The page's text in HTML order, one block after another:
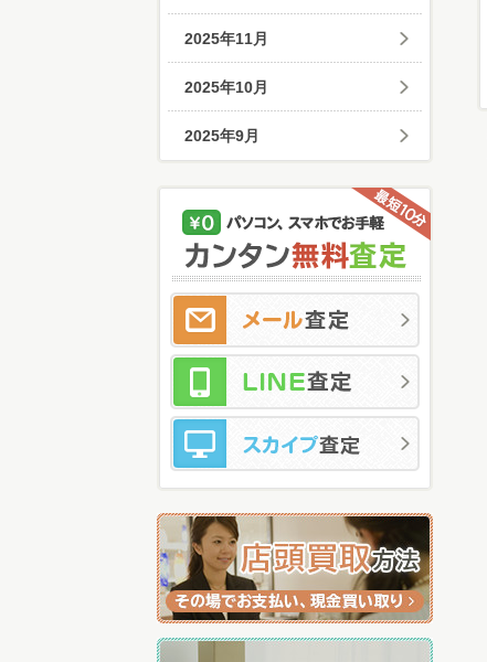
2025年11月
2025年10月
2025年9月